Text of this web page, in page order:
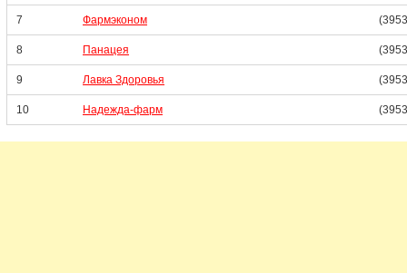
7 Фармэконом
8 Панацея
9 Лавка Здоровья
10 Надежда-фарм